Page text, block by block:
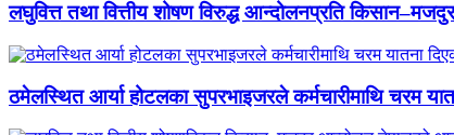
लघुवित्त तथा वित्तीय शोषण विरुद्ध आन्दोलनप्रति
ठमेलस्थित आर्या होटलका सुपरभाइजरले कर्मचारीमाथि चरम